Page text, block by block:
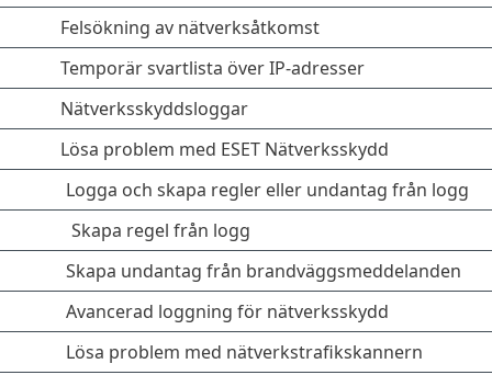
Felsökning av nätverksåtkomst
Temporär svartlista över IP-adresser
Nätverksskyddsloggar
Lösa problem med ESET Nätverksskydd
Logga och skapa regler eller undantag från logg
Skapa regel från logg
Skapa undantag från brandväggsmeddelanden
Avancerad loggning för nätverksskydd
Lösa problem med nätverkstrafikskannern